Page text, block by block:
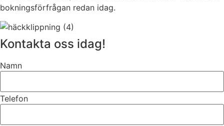
bokningsförfrågan redan idag.
Kontakta oss idag!
Namn
Telefon